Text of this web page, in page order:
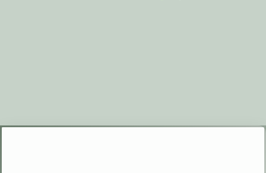
elexbet giriş